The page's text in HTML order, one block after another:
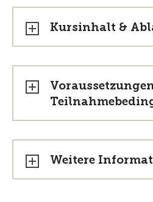
Kursinhalt &
Weitere